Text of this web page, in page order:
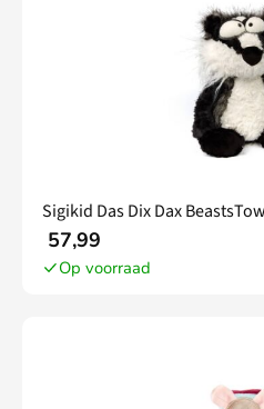
Sigikid Das Dix Dax
57,99
Op voorraad